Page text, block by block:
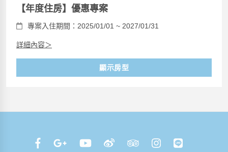
【年度住房】優惠專案
專案入住期間：2025/01/01 ~ 2027/01/31
詳細內容＞
顯示房型